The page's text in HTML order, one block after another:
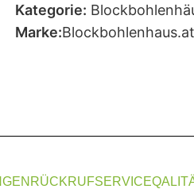
Kategorie:
Marke:Blockbohlenhaus.at
RÜCKRUFSERVICE